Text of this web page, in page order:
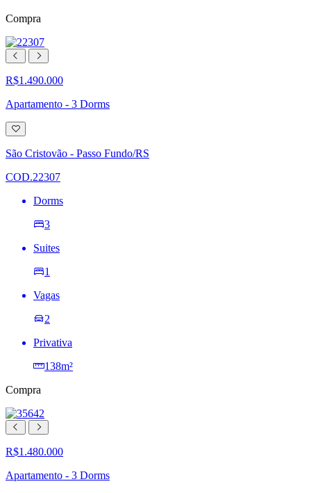
Compra
R$1.490.000
Apartamento - 3 Dorms
Adicionar
à
lista
de
São Cristovão - Passo Fundo/RS
COD.22307
Dorms
3
Suites
1
Vagas
2
Privativa
138m²
Compra
R$1.480.000
Apartamento - 3 Dorms